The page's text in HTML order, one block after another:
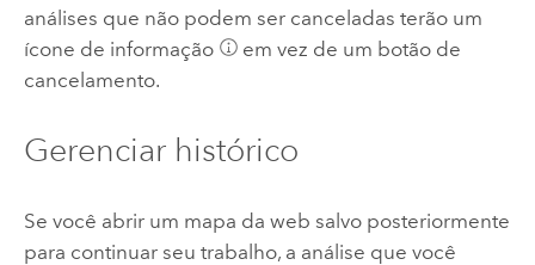
análises que não podem ser canceladas terão um
ícone de informação
em vez de um botão de
cancelamento.
Gerenciar histórico
Se você abrir um mapa da web salvo posteriormente
para continuar seu trabalho, a análise que você